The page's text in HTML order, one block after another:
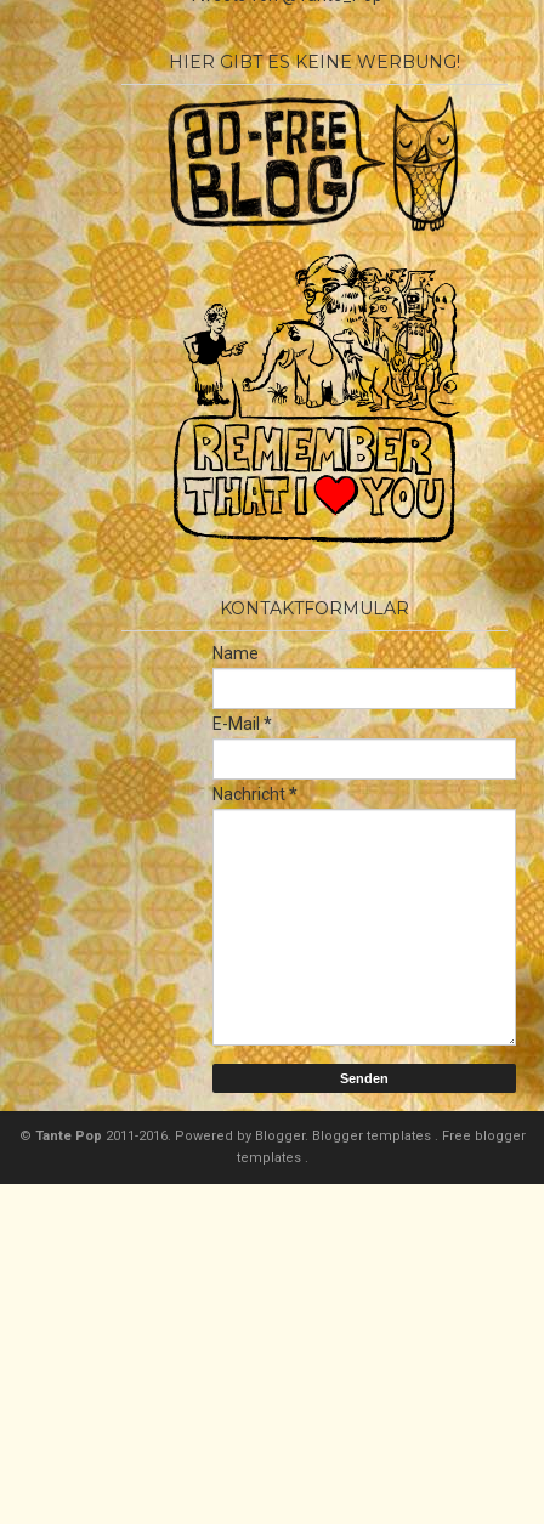
HIER GIBT ES KEINE WERBUNG!
KONTAKTFORMULAR
Name
E-Mail*
Nachricht*
© Tante Pop 2011-2016. Powered by Blogger. Blogger templates . Free blogger
templates .